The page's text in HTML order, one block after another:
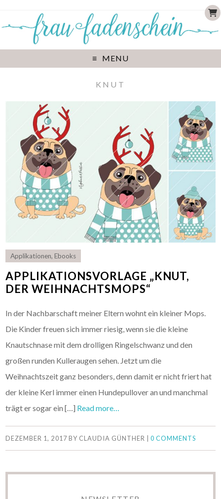
MENU
KNUT
Applikationen,Ebooks
APPLIKATIONSVORLAGE „KNUT,
DER WEIHNACHTSMOPS“
In der Nachbarschaft meiner Eltern wohnt ein kleiner Mops.
Die Kinder freuen sich immer riesig, wenn sie die kleine
Knautschnase mit dem drolligen Ringelschwanz und den
großen runden Kulleraugen sehen. Jetzt um die
Weihnachtszeit ganz besonders, denn damit er nicht friert hat
der kleine Kerl immer einen Hundepullover an und manchmal
trägt er sogar ein […] Read more…
DEZEMBER 1, 2017BY CLAUDIA GÜNTHER |0 COMMENTS